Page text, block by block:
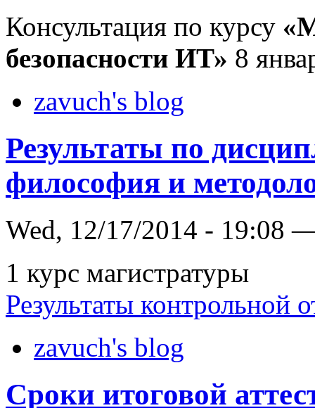
Консультация по курсу
безопасности ИТ» 8
zavuch's blog
Результаты по
философия и
Wed, 12/17/2014 - 19:08
1 курс магистратуры
Результаты контрольной
zavuch's blog
Сроки итоговой